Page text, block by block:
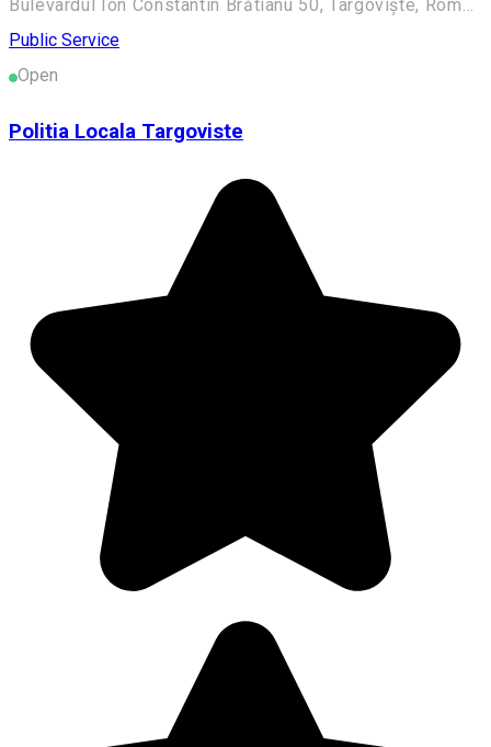
Bulevardul Ion Constantin Brătianu 50, Târgoviște, România
Public Service
Open
Politia Locala Targoviste